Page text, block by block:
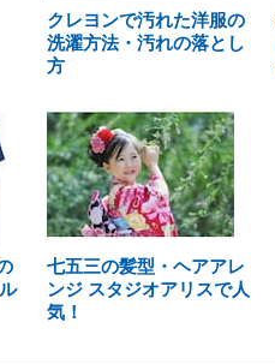
クレヨンで汚れた洋服の
洗濯方法・汚れの落とし
方
七五三の髪型・ヘアアレ
ンジ スタジオアリスで人
気！